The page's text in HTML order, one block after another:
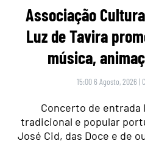
Associação
Luz de Tavira
música,
15:00 6 Agosto, 2026 |
Concerto de
tradicional e popular
José Cid, das Doce e de